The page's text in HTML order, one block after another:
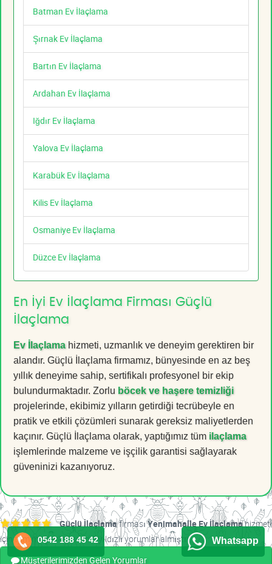
Batman Ev İlaçlama
Şırnak Ev İlaçlama
Bartın Ev İlaçlama
Ardahan Ev İlaçlama
Iğdır Ev İlaçlama
Yalova Ev İlaçlama
Karabük Ev İlaçlama
Kilis Ev İlaçlama
Osmaniye Ev İlaçlama
Düzce Ev İlaçlama
En İyi Ev İlaçlama Firması Güçlü
İlaçlama
Ev İlaçlamahizmeti, uzmanlık ve deneyim gerektiren bir
alandır. Güçlü İlaçlama firmamız, bünyesinde en az beş
yıllık deneyime sahip, sertifikalı profesyonel bir ekip
bulundurmaktadır. Zorlu böcek ve haşere temizliği
projelerinde, ekibimiz yılların getirdiği tecrübeyle en
pratik ve etkili çözümleri sunarak gereksiz maliyetlerden
kaçınır. Güçlü İlaçlama olarak, yaptığımız tüm ilaçlama
işlemlerinde malzeme ve işçilik garantisi sağlayarak
güveninizi kazanıyoruz.
Güçlü İlaçlamafirmasıYenimahalle Ev İlaçlamahizmeti
için tüm müşterilerinden 5 yıldızlı yorumlar almıştır.
Müşterilerimizden Gelen Yorumlar
0542 188 45 42 Whatsapp